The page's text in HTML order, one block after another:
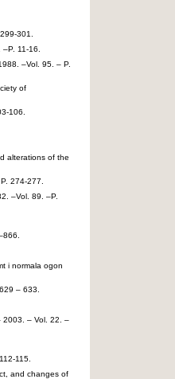
301.
11-16.
–Vol. 95. – P.
of
106.
alterations of the
274-277.
–Vol. 89. –P.
i normala ogon
– 633.
2003. – Vol. 22. –
115.
and changes of